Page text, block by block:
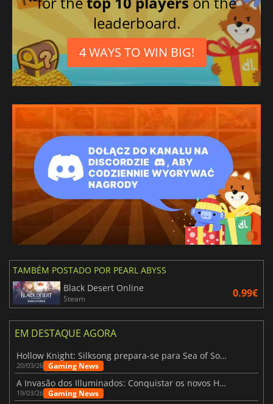
leaderboard.
4 WAYS TO WIN BIG!
TAMBÉM POSTADO POR PEARL ABYSS
Black Desert Online
Steam 0.99€
EM DESTAQUE AGORA
Hollow Knight: Silksong prepara-se para Sea of Sorrow com um patch
20/03/26 Gaming News
A Invasão dos Illuminados: Conquistar os novos Helldivers 2 Atualização!
19/03/26 Gaming News